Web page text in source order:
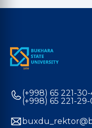
(+998) 65 221-
(+998) 65 221-